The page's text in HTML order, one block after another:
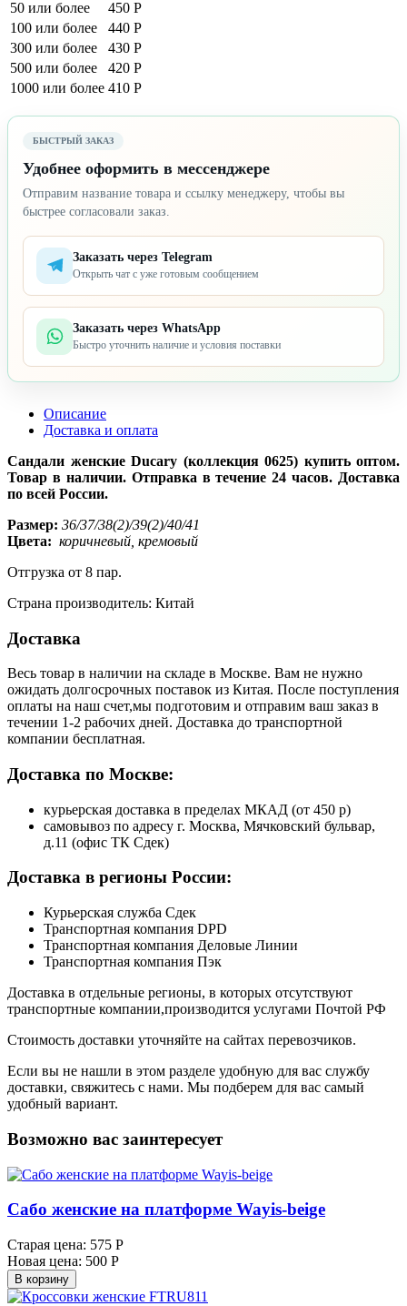
50 или более
450 Р
100 или более
440 Р
300 или более
430 Р
500 или более
420 Р
1000 или более 410 Р
БЫСТРЫЙ ЗАКАЗ
Удобнее оформить в мессенджере
Отправим название товара и ссылку менеджеру, чтобы вы
быстрее согласовали заказ.
Заказать через Telegram
Открыть чат с уже готовым сообщением
Заказать через WhatsApp
Быстро уточнить наличие и условия поставки
Описание
Доставка и оплата
Сандали женские Ducary (коллекция 0625) купить оптом.
Товар в наличии. Отправка в течение 24 часов. Доставка
по всей России.
Размер: 36/37/38(2)/39(2)/40/41
Цвета: коричневый, кремовый
Отгрузка от 8 пар.
Страна производитель: Китай
Доставка
Весь товар в наличии на складе в Москве. Вам не нужно
ожидать долгосрочных поставок из Китая. После поступления
оплаты на наш счет,мы подготовим и отправим ваш заказ в
течении 1-2 рабочих дней. Доставка до транспортной
компании бесплатная.
Доставка по Москве:
курьерская доставка в пределах МКАД (от 450 р)
самовывоз по адресу г. Москва, Мячковский бульвар,
д.11 (офис ТК Сдек)
Доставка в регионы России:
Курьерская служба Сдек
Транспортная компания DPD
Транспортная компания Деловые Линии
Транспортная компания Пэк
Доставка в отдельные регионы, в которых отсутствуют
транспортные компании,производится услугами Почтой РФ
Стоимость доставки уточняйте на сайтах перевозчиков.
Если вы не нашли в этом разделе удобную для вас службу
доставки, свяжитесь с нами. Мы подберем для вас самый
удобный вариант.
Возможно вас заинтересует
Сабо женские на платформе Wayis-beige
Старая цена: 575 Р
Новая цена: 500 Р
В корзину